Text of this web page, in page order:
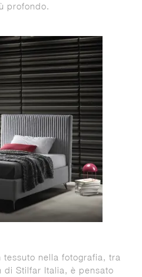
profondo.
nella fotografia, tra
Stilfar Italia, è pensato